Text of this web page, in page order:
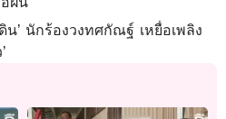
น’ นักร้องวงทศกัณฐ์ เหยื่อเพลิง